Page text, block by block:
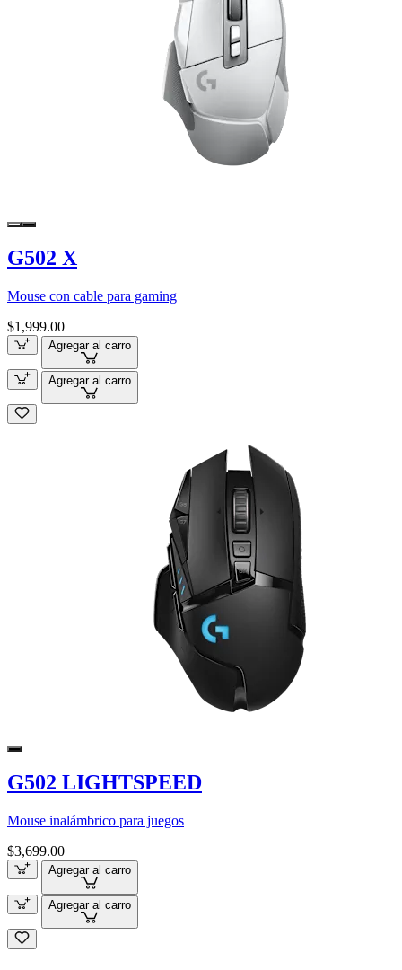
G502 X
Mouse con cable para gaming
$1,999.00
Agregar al carro
Agregar al carro
G502 LIGHTSPEED
Mouse inalámbrico para juegos
$3,699.00
Agregar al carro
Agregar al carro